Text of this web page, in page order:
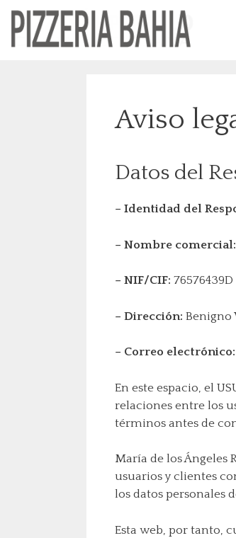
Saltar
contenido
Aviso
Datos del
– Identidad del
– Nombre comercial:
– NIF/CIF: 76576439D
– Dirección: Benigno
– Correo electrónico:
En este espacio, el
relaciones entre los
términos antes de
María de los Ángeles
usuarios y clientes
los datos personales
Esta web, por tanto,